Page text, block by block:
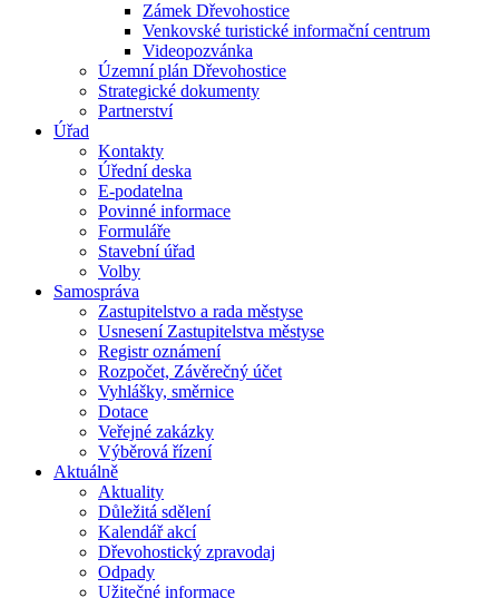
Zámek Dřevohostice
Venkovské turistické informační centrum
Videopozvánka
Územní plán Dřevohostice
Strategické dokumenty
Partnerství
Úřad
Kontakty
Úřední deska
E-podatelna
Povinné informace
Formuláře
Stavební úřad
Volby
Samospráva
Zastupitelstvo a rada městyse
Usnesení Zastupitelstva městyse
Registr oznámení
Rozpočet, Závěrečný účet
Vyhlášky, směrnice
Dotace
Veřejné zakázky
Výběrová řízení
Aktuálně
Aktuality
Důležitá sdělení
Kalendář akcí
Dřevohostický zpravodaj
Odpady
Užitečné informace